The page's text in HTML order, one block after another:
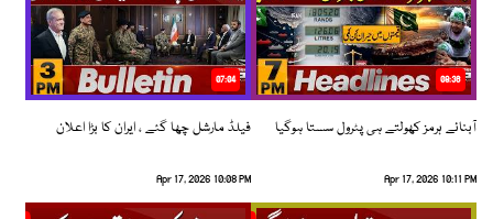
08:36
آبنائے ہرمز کھولتے ہی پٹرول سستا ہوگیا
Apr 17, 2026 10:11 PM
07:04
فیلڈ مارشل چھا گئے ، ایران کا بڑا اعلان
Apr 17, 2026 10:08 PM